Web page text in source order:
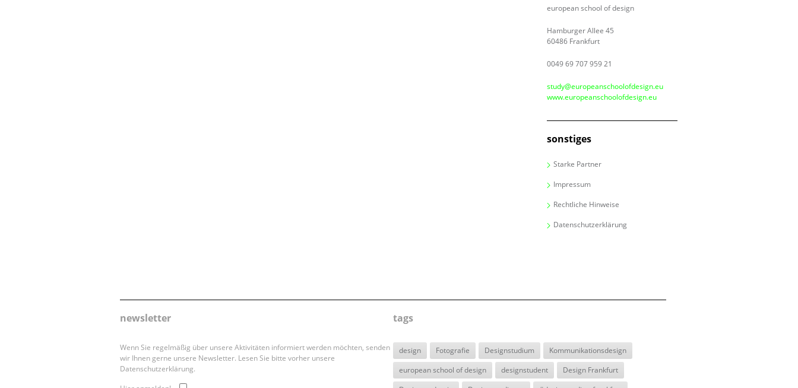
european school of design
Hamburger Allee 45
60486 Frankfurt
0049 69 707 959 21
study@europeanschoolofdesign.eu
www.europeanschoolofdesign.eu
sonstiges
Starke Partner
Impressum
Rechtliche Hinweise
Datenschutzerklärung
newsletter
Wenn Sie regelmäßig über unsere Aktivitäten informiert werden möchten, senden
wir Ihnen gerne unsere Newsletter. Lesen Sie bitte vorher unsere
Datenschutzerklärung.
tags
design Fotografie Designstudium
Kommunikationsdesign
european school of design
designstudent
Design Frankfurt